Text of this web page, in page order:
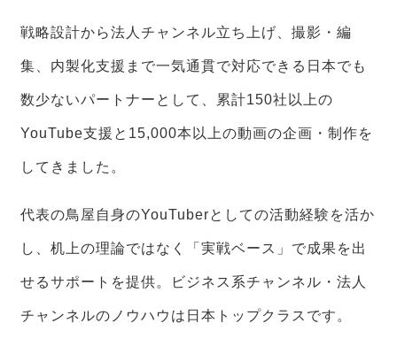
戦略設計から法人チャンネル立ち上げ、撮影・編
集、内製化支援まで一気通貫で対応できる日本でも
数少ないパートナーとして、累計150社以上の
YouTube支援と15,000本以上の動画の企画・制作を
してきました。
代表の鳥屋自身のYouTuberとしての活動経験を活か
し、机上の理論ではなく「実戦ベース」で成果を出
せるサポートを提供。ビジネス系チャンネル・法人
チャンネルのノウハウは日本トップクラスです。